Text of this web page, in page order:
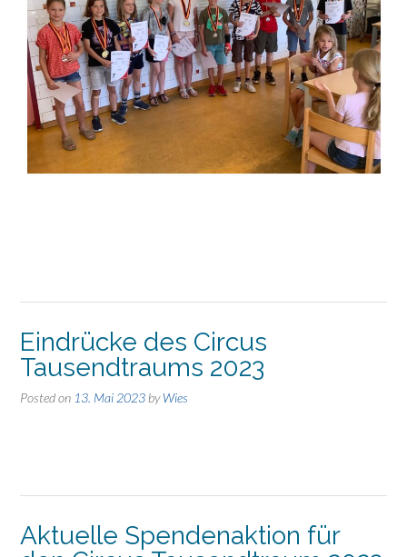
Eindrücke des Circus
Tausendtraums 2023
Posted on 13. Mai 2023 byWies
Aktuelle Spendenaktion für